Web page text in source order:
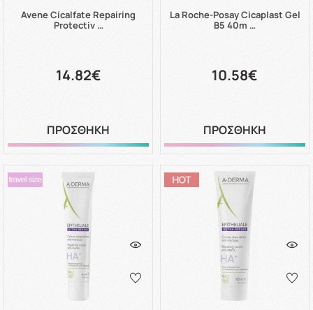
Avene Cicalfate Repairing
Protectiv …
14.82€
ΠΡΟΣΘΗΚΗ
La Roche-Posay Cicaplast Gel
B5 40m …
10.58€
ΠΡΟΣΘΗΚΗ